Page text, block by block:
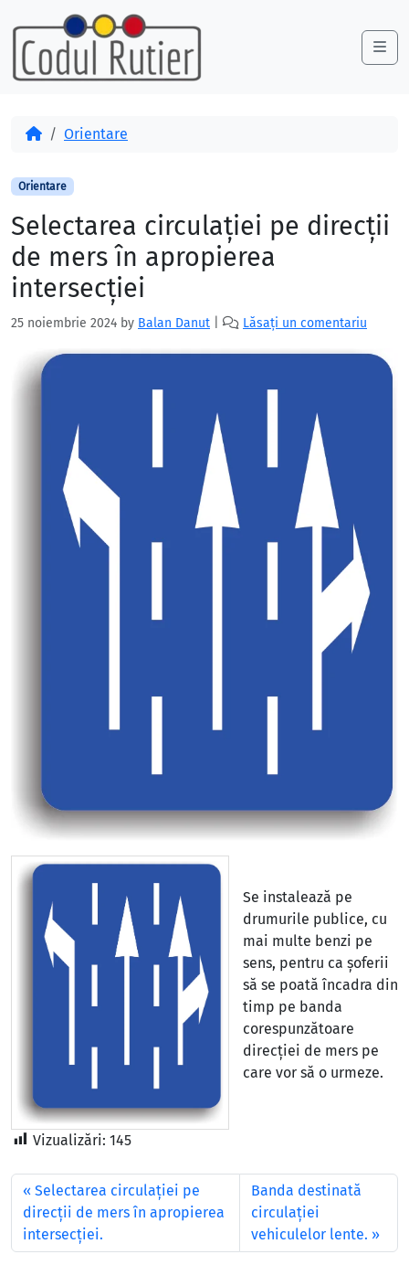
Skip to content
Skip to footer
AcasăOrientare
Orientare
Selectarea circulației pe direcții
de mers în apropierea
intersecției
25 noiembrie 2024 by Balan Danut Lăsați un comentariu
Se instalează pe
drumurile publice, cu
mai multe benzi pe
sens, pentru ca șoferii
să se poată încadra din
timp pe banda
corespunzătoare
direcției de mers pe
care vor să o urmeze.
Vizualizări: 145
Selectarea circulației pe
direcții de mers în apropierea
intersecției.
Banda destinată
circulației
vehiculelor lente.